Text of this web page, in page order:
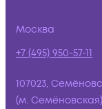
Москва
+7 (495) 950-57-11
107023,
(м. Семёновская)